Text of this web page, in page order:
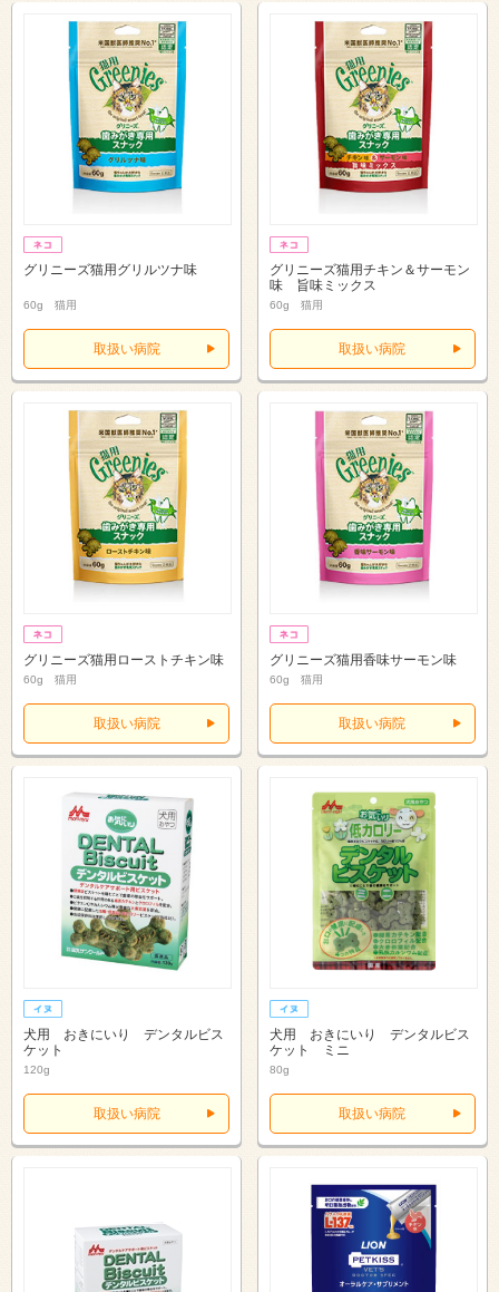
グリニーズ猫用グリルツナ味
60g 猫用
取扱い病院
グリニーズ猫用チキン＆サーモン
味 旨味ミックス
60g 猫用
取扱い病院
グリニーズ猫用ローストチキン味
60g 猫用
取扱い病院
グリニーズ猫用香味サーモン味
60g 猫用
取扱い病院
犬用 おきにいり デンタルビス
ケット
120g
取扱い病院
犬用 おきにいり デンタルビス
ケット ミニ
80g
取扱い病院